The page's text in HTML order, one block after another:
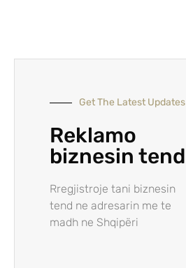
Get The Latest Updates
Reklamo
biznesin tend
Rregjistroje tani biznesin
tend ne adresarin me te
madh ne Shqipëri